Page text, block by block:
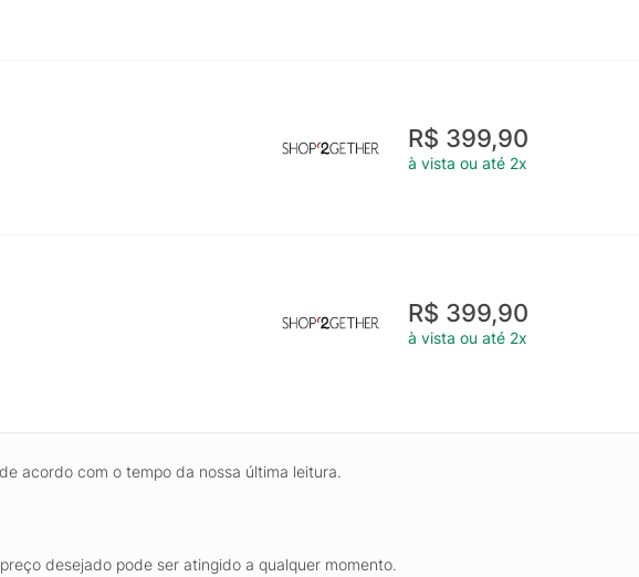
R$ 399,90
à vista ou até 2x
R$ 399,90
à vista ou até 2x
acordo com o tempo da nossa última leitura.
desejado pode ser atingido a qualquer momento.